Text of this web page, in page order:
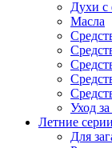
Духи с
Масла
Уход
Летние серии
Для